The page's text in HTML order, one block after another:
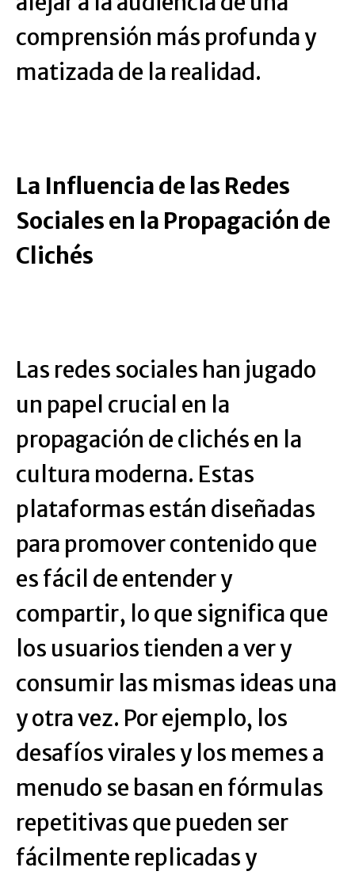
comprensión más profunda y
matizada de la realidad.
La Influencia de las Redes
Sociales en la Propagación de
Clichés
Las redes sociales han jugado
un papel crucial en la
propagación de clichés en la
cultura moderna. Estas
plataformas están diseñadas
para promover contenido que
es fácil de entender y
compartir, lo que significa que
los usuarios tienden a ver y
consumir las mismas ideas una
y otra vez. Por ejemplo, los
desafíos virales y los memes a
menudo se basan en fórmulas
repetitivas que pueden ser
fácilmente replicadas y